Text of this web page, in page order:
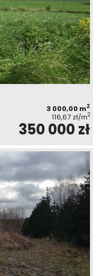
3 000,00 m2
116,67 zł/m2
350 000 zł